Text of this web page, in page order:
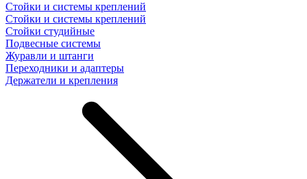
Стойки и системы креплений
Стойки и системы креплений
Стойки студийные
Подвесные системы
Журавли и штанги
Переходники и адаптеры
Держатели и крепления